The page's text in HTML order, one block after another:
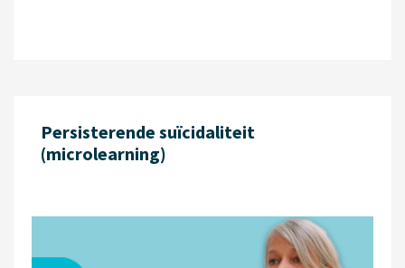
Persisterende suïcidaliteit
(microlearning)